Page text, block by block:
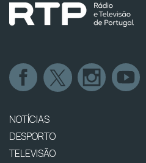
NOTÍCIAS
DESPORTO
TELEVISÃO